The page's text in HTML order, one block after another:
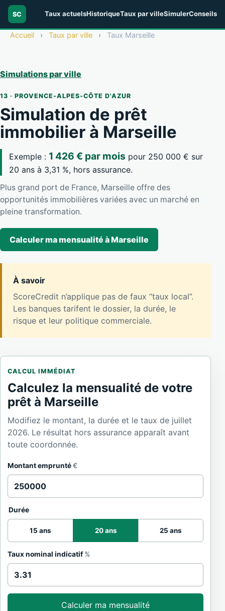
SC Taux actuelsHistoriqueTaux par villeSimulerConseils
Accueil › Taux par ville › Taux Marseille
Simulations par ville
13 · PROVENCE-ALPES-CÔTE D'AZUR
Simulation de prêt
immobilier à Marseille
Exemple : 1 426 € par mois pour 250 000 € sur
20 ans à 3,31 %, hors assurance.
Plus grand port de France, Marseille offre des
opportunités immobilières variées avec un marché en
pleine transformation.
Calculer ma mensualité à Marseille
À savoir
ScoreCredit n’applique pas de faux “taux local”.
Les banques tarifent le dossier, la durée, le
risque et leur politique commerciale.
CALCUL IMMÉDIAT
Calculez la mensualité de votre
prêt à Marseille
Modifiez le montant, la durée et le taux de juillet
2026. Le résultat hors assurance apparaît avant
toute coordonnée.
Montant emprunté€
Durée
15 ans 20 ans 25 ans
Taux nominal indicatif %
Calculer ma mensualité